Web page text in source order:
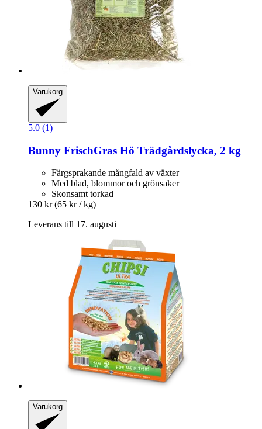
Varukorg
5.0 (1)
Bunny FrischGras Hö Trädgårdslycka, 2 kg
Färgsprakande mångfald av växter
Med blad, blommor och grönsaker
Skonsamt torkad
130 kr (65 kr / kg)
Leverans till 17. augusti
Varukorg